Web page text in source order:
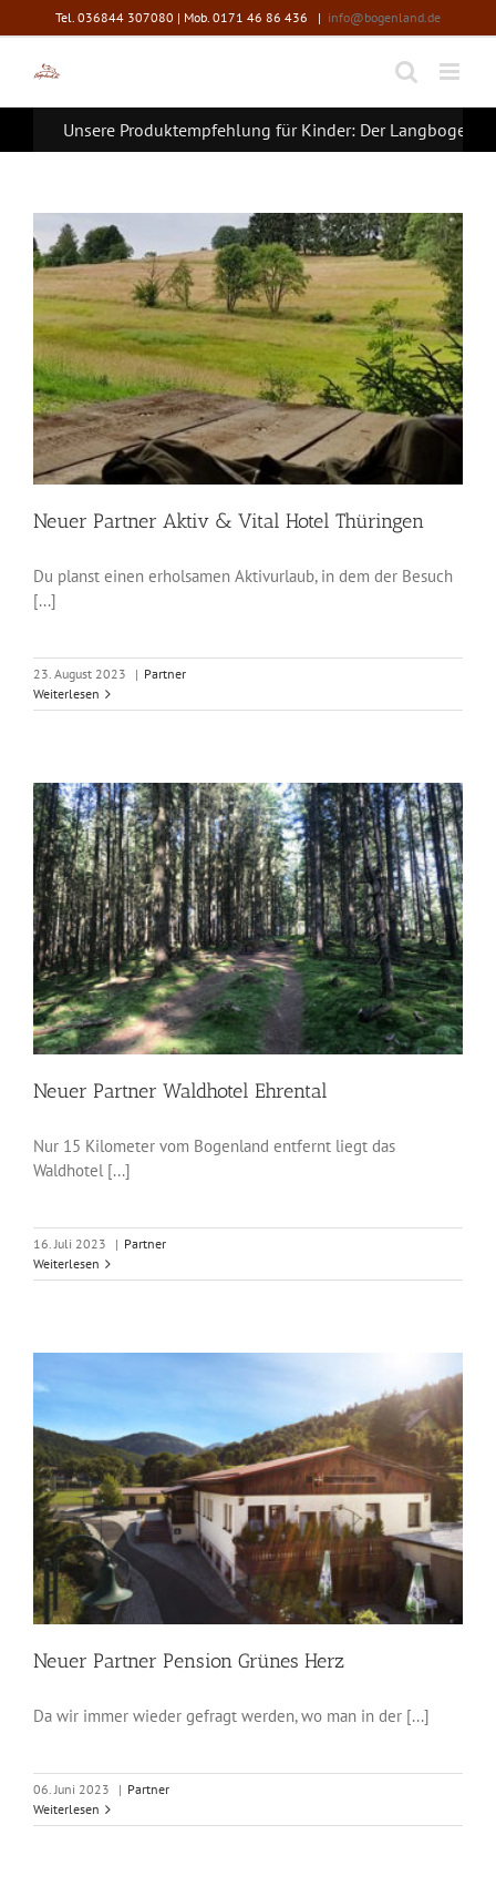
Inhalt
springen
Tel. 036844 307080 | Mob. 0171 46 86 436 | info@bogenland.de
Unsere Produktempfehlung für Kinder: Der Langbogen
Neuer Partner Aktiv & Vital Hotel Thüringen
Du planst einen erholsamen Aktivurlaub, in dem der Besuch
[...]
23. August 2023 | Partner
Weiterlesen
Neuer Partner Waldhotel Ehrental
Nur 15 Kilometer vom Bogenland entfernt liegt das
Waldhotel [...]
16. Juli 2023 | Partner
Weiterlesen
Neuer Partner Pension Grünes Herz
Da wir immer wieder gefragt werden, wo man in der [...]
06. Juni 2023 | Partner
Weiterlesen